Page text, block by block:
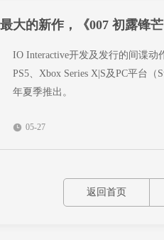
大的新作，《007 初露锋
IO Interactive开发及发行的间谍
PS5、Xbox Series X|S及PC平台（
年夏季推出。
05-27
返回首页